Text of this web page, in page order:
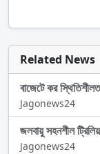
Related News
বাজেটে কর
Jagonews24
জলবায়ু সহনশীল
Jagonews24